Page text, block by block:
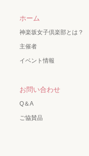
ホーム
神楽坂女子倶楽部とは？
主催者
イベント情報
お問い合わせ
Q＆A
ご協賛品